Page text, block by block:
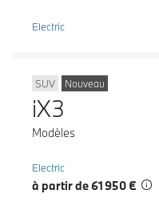
Electric
SUV Nouveau
iX3
Modèles
Electric
à partir de 61 950 €